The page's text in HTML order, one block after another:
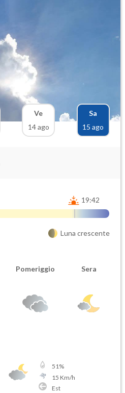
Ve
14 ago
Sa
15 ago
19:42
Luna crescente
Pomeriggio Sera
51%
15 Km/h
Est